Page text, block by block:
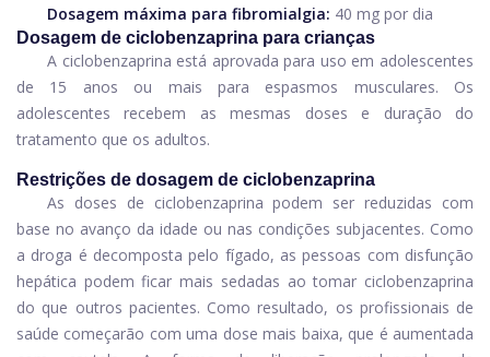
Dosagem máxima para fibromialgia: 40 mg por dia
Dosagem de ciclobenzaprina para crianças
A ciclobenzaprina está aprovada para uso em adolescentes
de 15 anos ou mais para espasmos musculares. Os
adolescentes recebem as mesmas doses e duração do
tratamento que os adultos.
Restrições de dosagem de ciclobenzaprina
As doses de ciclobenzaprina podem ser reduzidas com
base no avanço da idade ou nas condições subjacentes. Como
a droga é decomposta pelo fígado, as pessoas com disfunção
hepática podem ficar mais sedadas ao tomar ciclobenzaprina
do que outros pacientes. Como resultado, os profissionais de
saúde começarão com uma dose mais baixa, que é aumentada